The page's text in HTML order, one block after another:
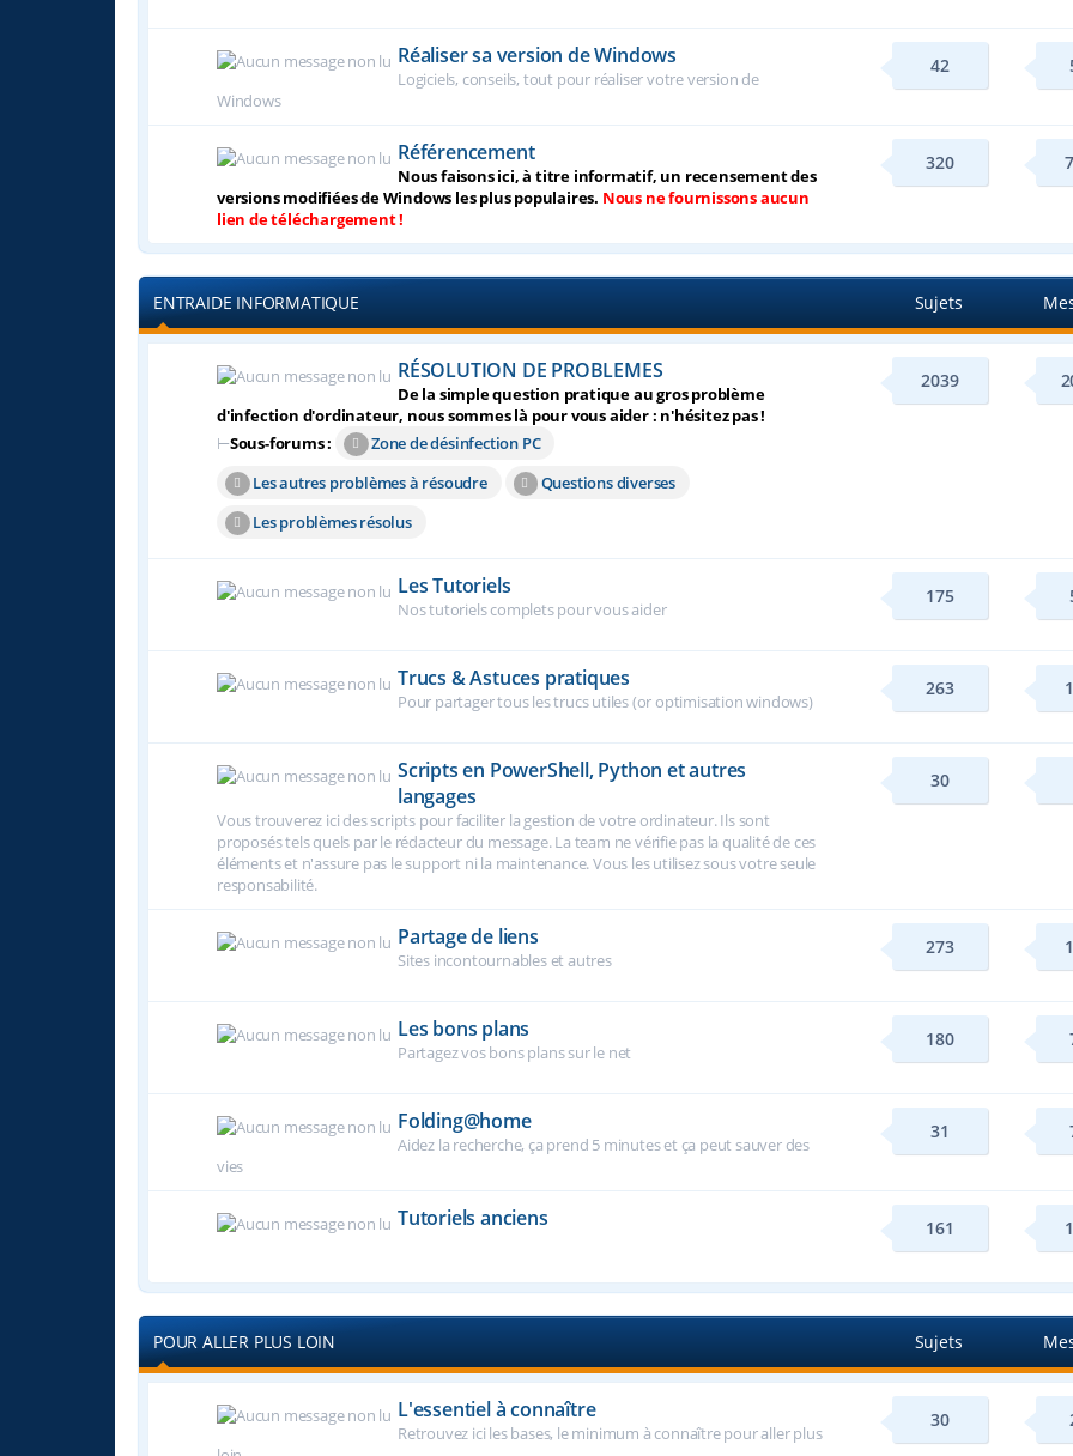
Réaliser sa version de Windows
Logiciels, conseils, tout pour réaliser votre version de
Windows
42
Référencement
Nous faisons ici, à titre informatif, un recensement des
versions modifiées de Windows les plus populaires. Nous ne fournissons aucun
lien de téléchargement !
320
ENTRAIDE INFORMATIQUE Sujets
RÉSOLUTION DE PROBLEMES
De la simple question pratique au gros problème
d'infection d'ordinateur, nous sommes là pour vous aider : n'hésitez pas !
⊢Sous-forums :
Zone de désinfection PC
Les autres problèmes à résoudre
Questions diverses
Les problèmes résolus
2039
Les Tutoriels
Nos tutoriels complets pour vous aider
175
Trucs & Astuces pratiques
Pour partager tous les trucs utiles (or optimisation windows)
263
Scripts en PowerShell, Python et autres
langages
Vous trouverez ici des scripts pour faciliter la gestion de votre ordinateur. Ils sont
proposés tels quels par le rédacteur du message. La team ne vérifie pas la qualité de ces
éléments et n'assure pas le support ni la maintenance. Vous les utilisez sous votre seule
responsabilité.
30
Partage de liens
Sites incontournables et autres
273
Les bons plans
Partagez vos bons plans sur le net
180
Folding@home
Aidez la recherche, ça prend 5 minutes et ça peut sauver des
vies
31
Tutoriels anciens 161
POUR ALLER PLUS LOIN Sujets
L'essentiel à connaître
Retrouvez ici les bases, le minimum à connaître pour aller plus
30